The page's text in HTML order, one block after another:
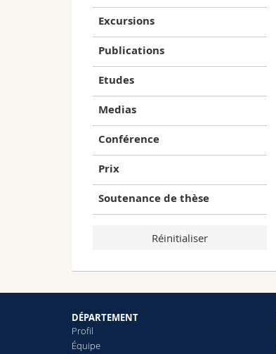
Excursions
Publications
Etudes
Medias
Conférence
Prix
Soutenance de thèse
DÉPARTEMENT
Profil
Équipe